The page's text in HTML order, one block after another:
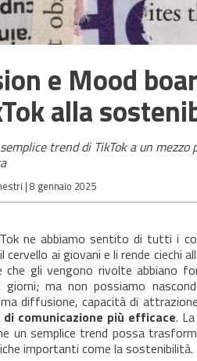
e Mood
alla
trend di TikTok a un
| 8 gennaio 2025
ne abbiamo sentito di tutti i
cervello ai giovani e li rende ciechi
che gli vengono rivolte abbiano
ma non possiamo
diffusione, capacità di
di comunicazione più efficace.
un semplice trend possa
importanti come la sostenibilità.